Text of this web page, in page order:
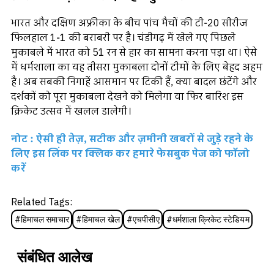
भारत और दक्षिण अफ्रीका के बीच पांच मैचों की टी-20 सीरीज
फिलहाल 1-1 की बराबरी पर है। चंडीगढ़ में खेले गए पिछले
मुकाबले में भारत को 51 रन से हार का सामना करना पड़ा था। ऐसे
में धर्मशाला का यह तीसरा मुकाबला दोनों टीमों के लिए बेहद अहम
है। अब सबकी निगाहें आसमान पर टिकी हैं, क्या बादल छंटेंगे और
दर्शकों को पूरा मुकाबला देखने को मिलेगा या फिर बारिश इस
क्रिकेट उत्सव में खलल डालेगी।
नोट : ऐसी ही तेज़, सटीक और ज़मीनी खबरों से जुड़े रहने के
लिए इस लिंक पर क्लिक कर हमारे फेसबुक पेज को फॉलो
करें
Related Tags:
#हिमाचल समाचार #हिमाचल खेल #एचपीसीए #धर्मशाला क्रिकेट स्टेडियम
संबंधित आलेख